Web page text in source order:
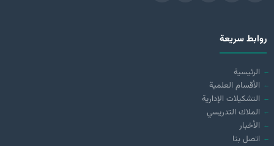
روابط سريعة
الرئيسية
الأقسام العلمية
التشكيلات الإدارية
الملاك التدريسي
الأخبار
اتصل بنا